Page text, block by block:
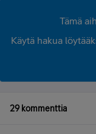
Tämä
Käytä hakua
29 kommenttia